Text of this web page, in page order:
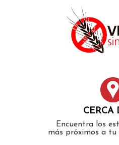
CERCA
Encuentra los
más próximos a tu
authorized to show the cookie
ID 546ddaab-b478-4440-aa8a-
the domain group in the